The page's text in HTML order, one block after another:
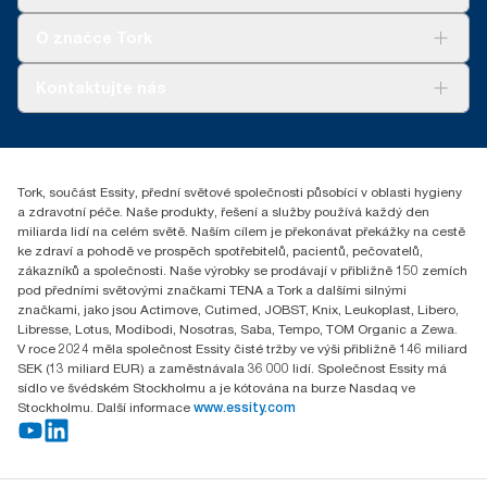
průměrem, nejsou určeny k vykazování informací o emisích
reception.prague@essity.com
Praha 8, Karlin, Sokolovská 100/94
186 00 Česká republika
Tork, součást Essity, přední světové společnosti působící v oblasti hygieny
a zdravotní péče. Naše produkty, řešení a služby používá každý den
miliarda lidí na celém světě. Naším cílem je překonávat překážky na cestě
ke zdraví a pohodě ve prospěch spotřebitelů, pacientů, pečovatelů,
zákazníků a společnosti. Naše výrobky se prodávají v přibližně 150 zemích
pod předními světovými značkami TENA a Tork a dalšími silnými
značkami, jako jsou Actimove, Cutimed, JOBST, Knix, Leukoplast, Libero,
Libresse, Lotus, Modibodi, Nosotras, Saba, Tempo, TOM Organic a Zewa.
V roce 2024 měla společnost Essity čisté tržby ve výši přibližně 146 miliard
SEK (13 miliard EUR) a zaměstnávala 36 000 lidí. Společnost Essity má
sídlo ve švédském Stockholmu a je kótována na burze Nasdaq ve
Stockholmu. Další informace www.essity.com